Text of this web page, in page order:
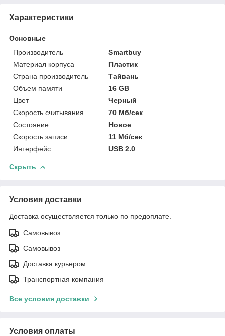
Характеристики
Основные
Производитель
Smartbuy
Материал корпуса
Пластик
Страна производитель
Тайвань
Объем памяти
16 GB
Цвет
Черный
Скорость считывания
70 Мб/сек
Состояние
Новое
Скорость записи
11 Мб/сек
Интерфейс
USB 2.0
Скрыть
Условия доставки
Доставка осуществляется только по предоплате.
Самовывоз
Самовывоз
Доставка курьером
Транспортная компания
Все условия доставки
Условия оплаты